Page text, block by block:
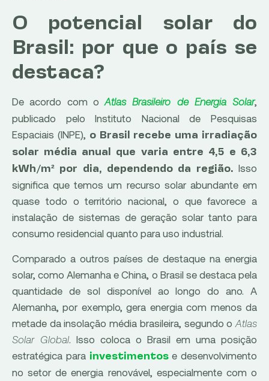
O potencial solar do
Brasil: por que o país se
destaca?
De acordo com o Atlas Brasileiro de Energia Solar,
publicado pelo Instituto Nacional de Pesquisas
Espaciais (INPE), o Brasil recebe uma irradiação
solar média anual que varia entre 4,5 e 6,3
kWh/m² por dia, dependendo da região. Isso
significa que temos um recurso solar abundante em
quase todo o território nacional, o que favorece a
instalação de sistemas de geração solar tanto para
consumo residencial quanto para uso industrial.
Comparado a outros países de destaque na energia
solar, como Alemanha e China, o Brasil se destaca pela
quantidade de sol disponível ao longo do ano. A
Alemanha, por exemplo, gera energia com menos da
metade da insolação média brasileira, segundo o Atlas
Solar Global . Isso coloca o Brasil em uma posição
estratégica parainvestimentose desenvolvimento
no setor de energia renovável, especialmente com o